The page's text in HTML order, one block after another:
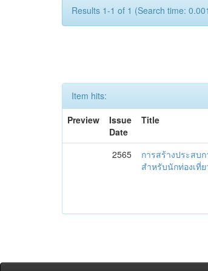
Results 1-1 of 1 (Search time:
Item hits:
Preview
Issue
Date
Title
2565
การสร้างประสบ
สำหรับนักท่องเที่